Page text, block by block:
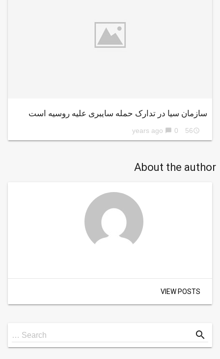
سازمان سیا در تدارک حمله سایبری علیه روسیه است
access_time
56 years ago
chat_bubble 0
About the author
VIEW POSTS
Search
for
Search … search